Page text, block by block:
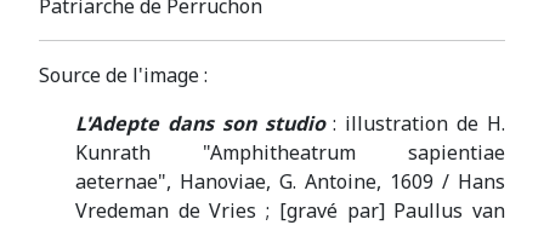
Patriarche de Perruchon
Source de l'image :
L'Adepte dans son studio: illustration de H.
Kunrath "Amphitheatrum sapientiae
aeternae", Hanoviae, G. Antoine, 1609 / Hans
Vredeman de Vries ; [gravé par] Paullus van